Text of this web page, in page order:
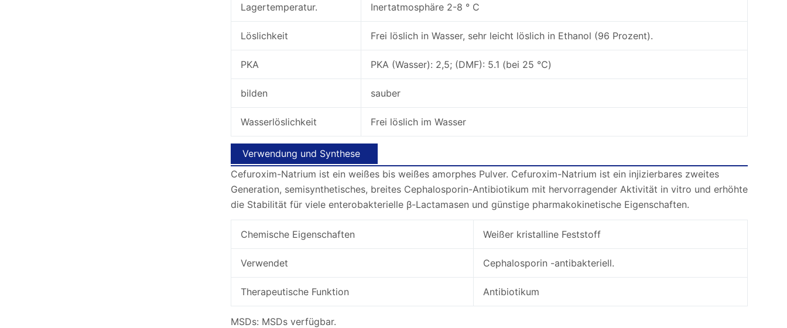
Lagertemperatur. Inertatmosphäre 2-8 ° C
Löslichkeit Frei löslich in Wasser, sehr leicht löslich in Ethanol (96 Prozent).
PKA PKA (Wasser): 2,5; (DMF): 5.1 (bei 25 ℃)
bilden sauber
Wasserlöslichkeit Frei löslich im Wasser
Verwendung und Synthese
Cefuroxim-Natrium ist ein weißes bis weißes amorphes Pulver. Cefuroxim-Natrium ist ein injizierbares zweites
Generation, semisynthetisches, breites Cephalosporin-Antibiotikum mit hervorragender Aktivität in vitro und erhöhte
die Stabilität für viele enterobakterielle β-Lactamasen und günstige pharmakokinetische Eigenschaften.
Chemische Eigenschaften Weißer kristalline Feststoff
Verwendet Cephalosporin -antibakteriell.
Therapeutische Funktion Antibiotikum
MSDs: MSDs verfügbar.